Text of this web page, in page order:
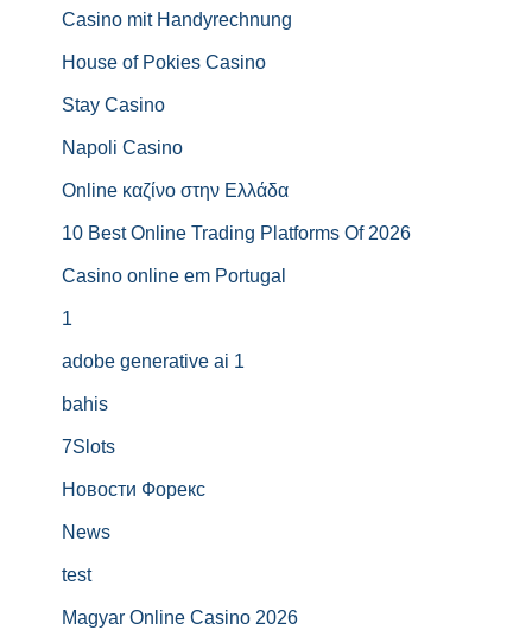
Casino mit Handyrechnung
House of Pokies Casino
Stay Casino
Napoli Casino
Online καζίνο στην Ελλάδα
10 Best Online Trading Platforms Of 2026
Casino online em Portugal
1
adobe generative ai 1
bahis
7Slots
Новости Форекс
News
test
Magyar Online Casino 2026